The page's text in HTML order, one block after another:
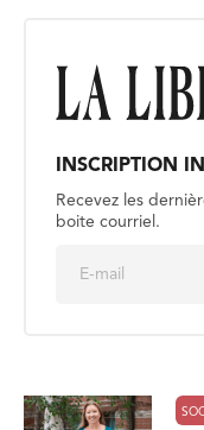
INSCRIPTION
Recevez les
boite courriel.